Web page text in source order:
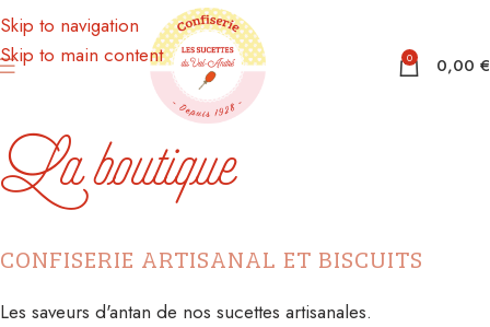
Skip to navigation
Skip to main content
0 0,00 €
La boutique
CONFISERIE ARTISANAL ET BISCUITS
Les saveurs d'antan de nos sucettes artisanales.